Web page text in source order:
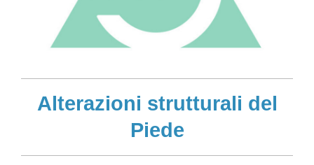
Alterazioni strutturali del
Piede